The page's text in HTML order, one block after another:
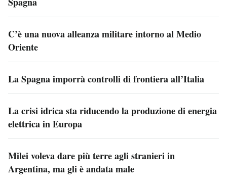
C’è una nuova alleanza militare intorno al Medio
Oriente
La Spagna imporrà controlli di frontiera all’Italia
La crisi idrica sta riducendo la produzione di energia
elettrica in Europa
Milei voleva dare più terre agli stranieri in
Argentina, ma gli è andata male